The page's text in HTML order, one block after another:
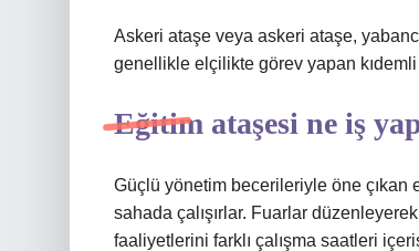
Askeri ataşe veya askeri ataşe,
genellikle elçilikte görev yapan
Eğitim ataşesi ne iş
Güçlü yönetim becerileriyle öne çıkan
sahada çalışırlar. Fuarlar
faaliyetlerini farklı çalışma saatleri